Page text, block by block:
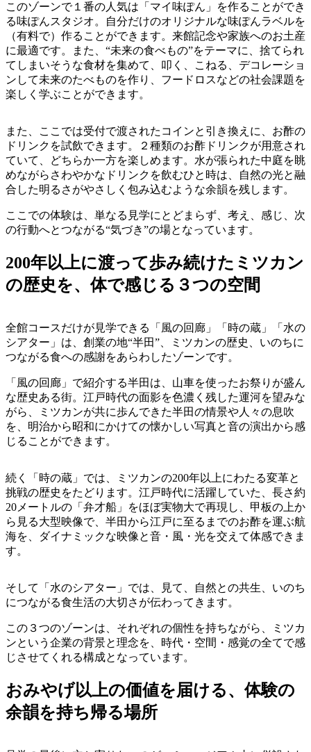
このゾーンで１番の人気は「マイ味ぽん」を作ることができ
る味ぽんスタジオ。自分だけのオリジナルな味ぽんラベルを
（有料で）作ることができます。来館記念や家族へのお土産
に最適です。また、“未来の食べもの”をテーマに、捨てられ
てしまいそうな食材を集めて、叩く、こねる、デコレーショ
ンして未来のたべものを作り、フードロスなどの社会課題を
楽しく学ぶことができます。
また、ここでは受付で渡されたコインと引き換えに、お酢の
ドリンクを試飲できます。２種類のお酢ドリンクが用意され
ていて、どちらか一方を楽しめます。水が張られた中庭を眺
めながらさわやかなドリンクを飲むひと時は、自然の光と融
合した明るさがやさしく包み込むような余韻を残します。
ここでの体験は、単なる見学にとどまらず、考え、感じ、次
の行動へとつながる“気づき”の場となっています。
200年以上に渡って歩み続けたミツカン
の歴史を、体で感じる３つの空間
全館コースだけが見学できる「風の回廊」「時の蔵」「水の
シアター」は、創業の地“半田”、ミツカンの歴史、いのちに
つながる食への感謝をあらわしたゾーンです。
「風の回廊」で紹介する半田は、山車を使ったお祭りが盛ん
な歴史ある街。江戸時代の面影を色濃く残した運河を望みな
がら、ミツカンが共に歩んできた半田の情景や人々の息吹
を、明治から昭和にかけての懐かしい写真と音の演出から感
じることができます。
続く「時の蔵」では、ミツカンの200年以上にわたる変革と
挑戦の歴史をたどります。江戸時代に活躍していた、長さ約
20メートルの「弁才船」をほぼ実物大で再現し、甲板の上か
ら見る大型映像で、半田から江戸に至るまでのお酢を運ぶ航
海を、ダイナミックな映像と音・風・光を交えて体感できま
す。
そして「水のシアター」では、見て、自然との共生、いのち
につながる食生活の大切さが伝わってきます。
この３つのゾーンは、それぞれの個性を持ちながら、ミツカ
ンという企業の背景と理念を、時代・空間・感覚の全てで感
じさせてくれる構成となっています。
おみやげ以上の価値を届ける、体験の
余韻を持ち帰る場所